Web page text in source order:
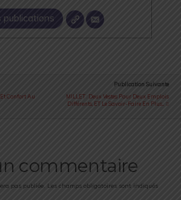
publications
Confort Au
Publication Suivante
MILLET : Deux Vestes Pour Deux Emplois
Différents, ET Le Savoir-Faire En Plus...
commentaire
pas publiée. Les champs obligatoires sont indiqués